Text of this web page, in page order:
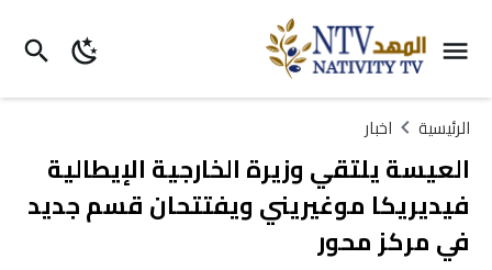
الرئيسية اخبار
العيسة يلتقي وزيرة الخارجية الإيطالية
فيديريكا موغيريني ويفتتحان قسم جديد
في مركز محور